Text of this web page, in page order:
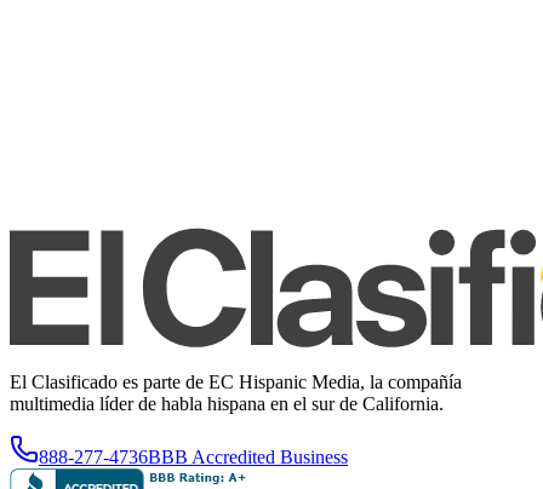
El Clasificado es parte de EC Hispanic Media, la compañía
multimedia líder de habla hispana en el sur de California.
888-277-4736BBB Accredited Business